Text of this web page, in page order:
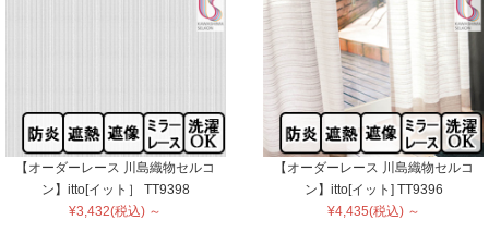
【オーダーレース 川島織物セルコ
ン】itto[イット］ TT9398
¥3,432(税込) ～
【オーダーレース 川島織物セルコ
ン】itto[イット] TT9396
¥4,435(税込) ～